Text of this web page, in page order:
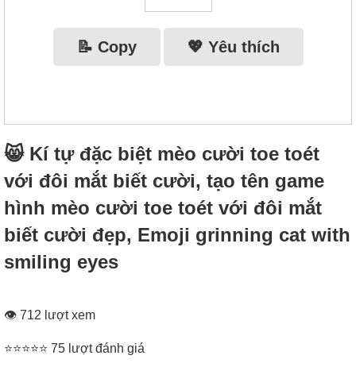
📝 Copy 💖 Yêu thích
😸 Kí tự đặc biệt mèo cười toe toét
với đôi mắt biết cười, tạo tên game
hình mèo cười toe toét với đôi mắt
biết cười đẹp, Emoji grinning cat with
smiling eyes
👁 712 lượt xem
⭐⭐⭐⭐⭐ 75 lượt đánh giá